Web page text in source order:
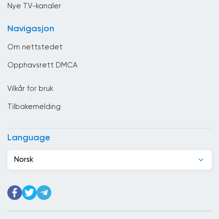
Danmark
De forente arabiske emirater
Egypt
Nye TV-kanaler
Navigasjon
Om nettstedet
Opphavsrett DMCA
Vilkår for bruk
Tilbakemelding
Language
Norsk